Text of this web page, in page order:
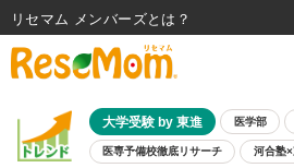
大学受験 by 東進 医学部
医専予備校徹底リサーチ 河合塾
リセマム メンバーズ